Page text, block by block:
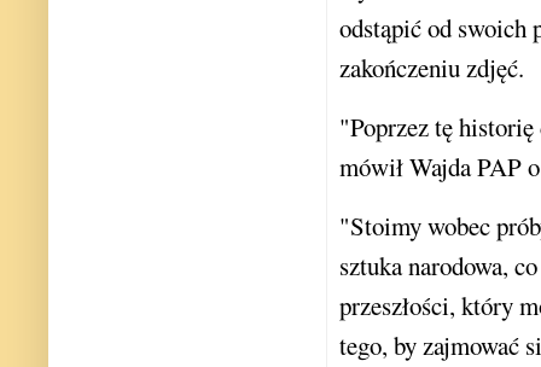
odstąpić od swoich
zakończeniu zdjęć.
"Poprzez tę
mówił Wajda PAP
"Stoimy wobec
sztuka narodowa,
przeszłości, który
tego, by zajmować